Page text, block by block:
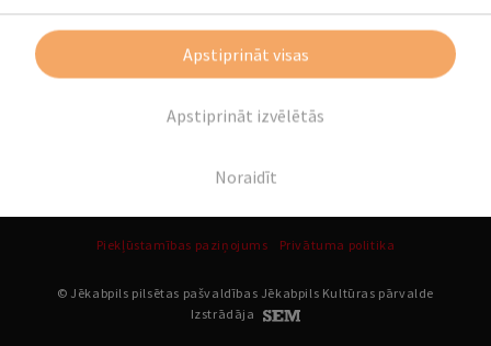
Piekļūstamības paziņojums Privātuma politika
© Jēkabpils pilsētas pašvaldības Jēkabpils Kultūras pārvalde
Izstrādāja
Noraidīt
Apstiprināt izvēlētās
Apstiprināt visas